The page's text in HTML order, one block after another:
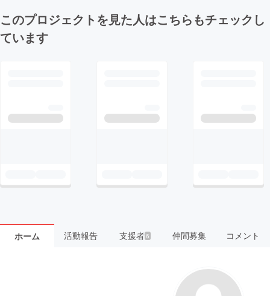
このプロジェクトを見た人はこちらもチェックし
ています
ホーム 活動報告 支援者6 仲間募集 コメント